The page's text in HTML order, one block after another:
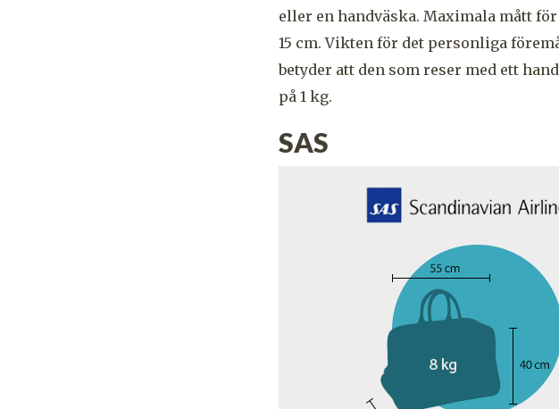
eller en handväska. Maximala mått
15 cm. Vikten för det personliga
betyder att den som reser med ett
på 1 kg.
SAS